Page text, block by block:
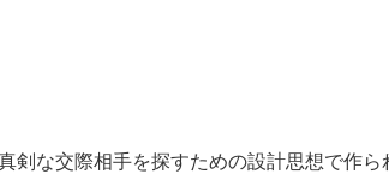
な交際相手を探すための設計思想で作ら